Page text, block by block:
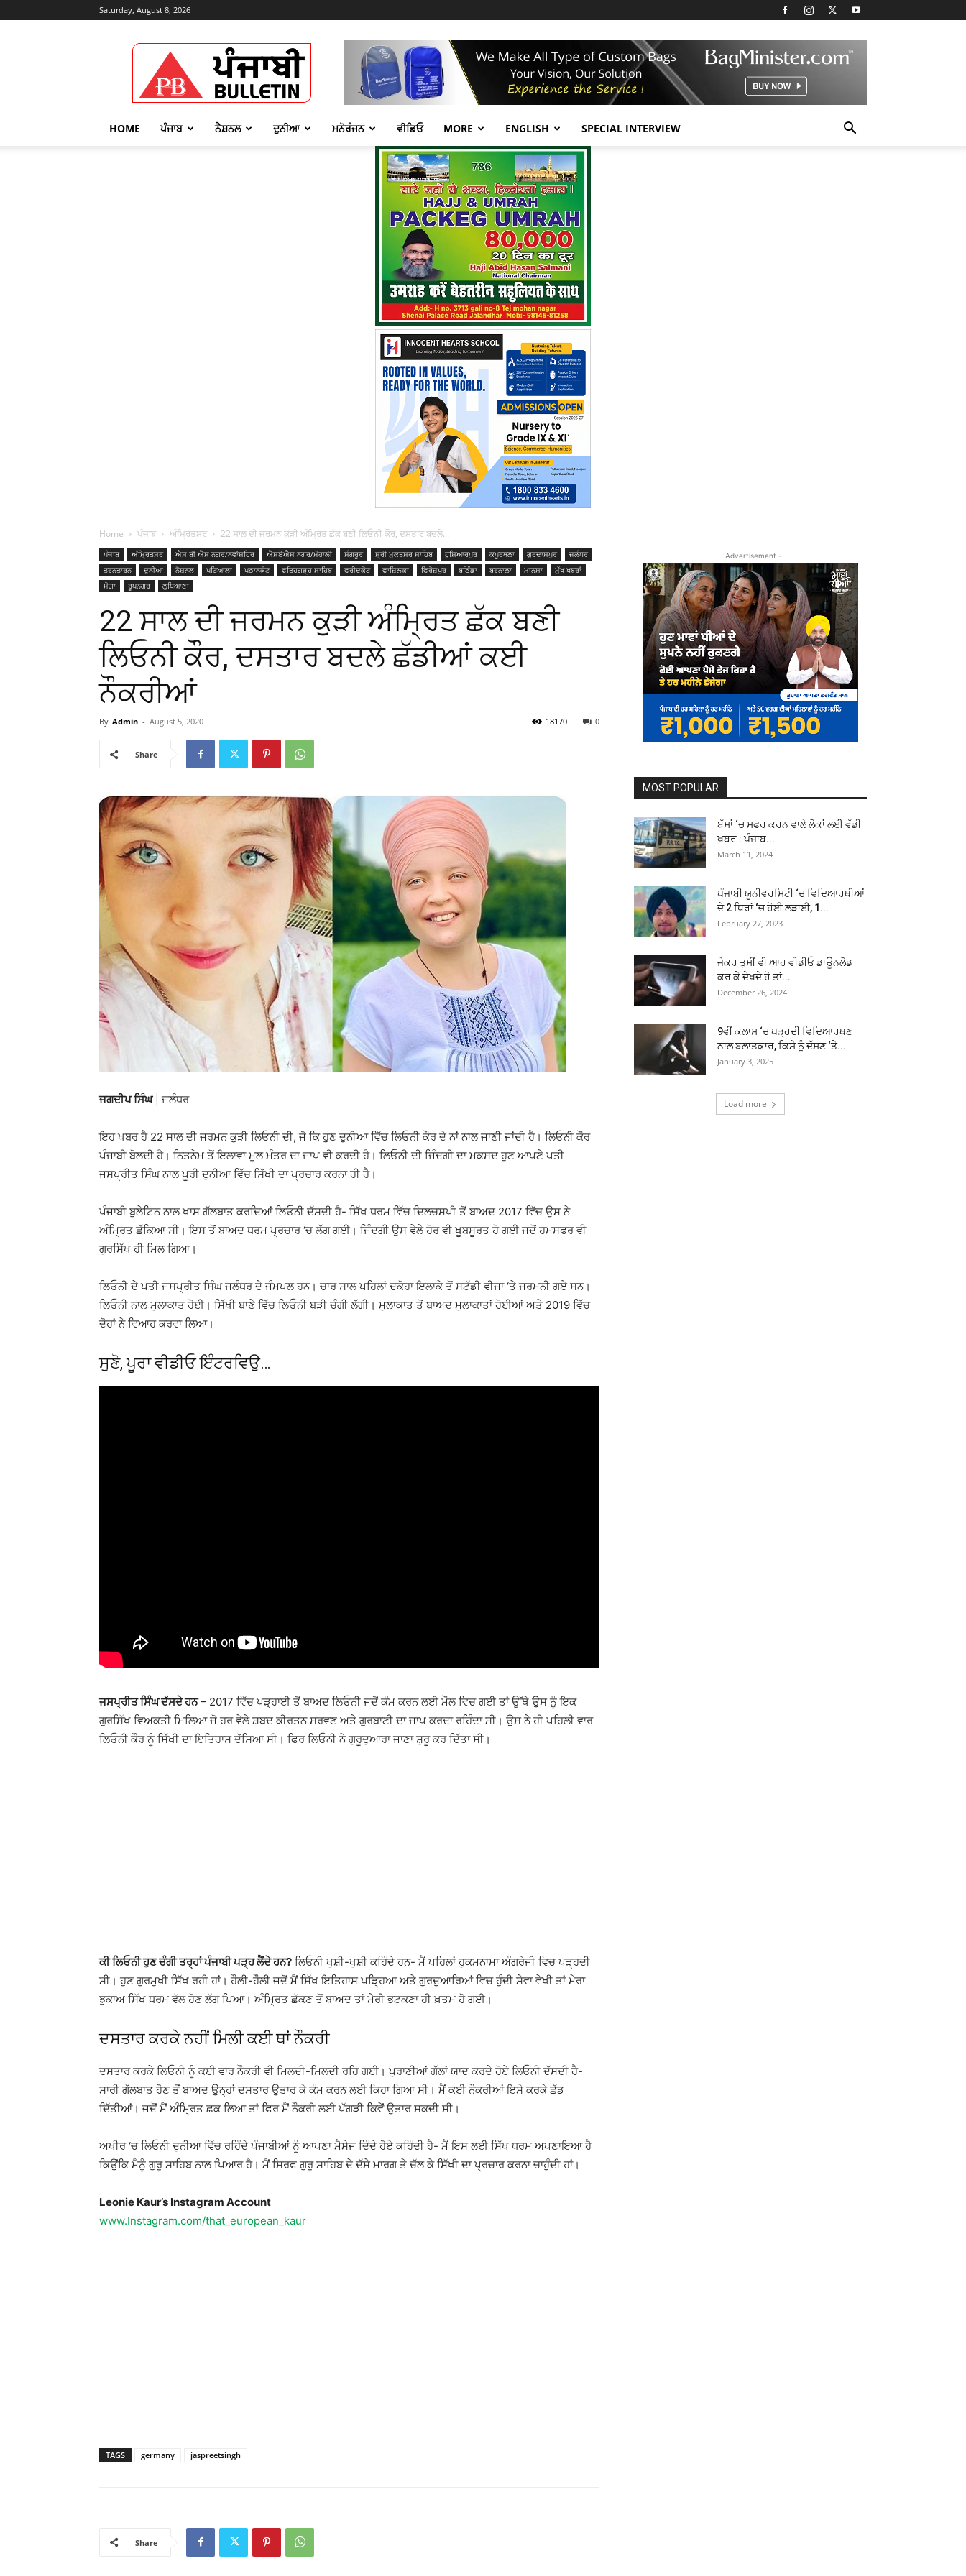
Saturday, August 8, 2026
Punjabi
Bulletin
HOME ਪੰਜਾਬ ਨੈਸ਼ਨਲ ਦੁਨੀਆ ਮਨੋਰੰਜਨ ਵੀਡਿਓ MORE ENGLISH SPECIAL INTERVIEW
Home ਪੰਜਾਬ ਅੰਮ੍ਰਿਤਸਰ 22 ਸਾਲ ਦੀ ਜਰਮਨ ਕੁੜੀ ਅੰਮ੍ਰਿਤ ਛੱਕ ਬਣੀ ਲਿਓਨੀ ਕੌਰ, ਦਸਤਾਰ ਬਦਲੇ...
ਪੰਜਾਬ ਅੰਮ੍ਰਿਤਸਰ ਐਸ ਬੀ ਐਸ ਨਗਰ/ਨਵਾਂਸ਼ਹਿਰ ਐਸਏਐਸ ਨਗਰ/ਮੋਹਾਲੀ ਸੰਗਰੂਰ ਸ੍ਰੀ ਮੁਕਤਸਰ ਸਾਹਿਬ ਹੁਸ਼ਿਆਰਪੁਰ ਕਪੂਰਥਲਾ ਗੁਰਦਾਸਪੁਰ
ਜਲੰਧਰ
ਤਰਨਤਾਰਨ
ਦੁਨੀਆ ਨੈਸ਼ਨਲ ਪਟਿਆਲਾ ਪਠਾਨਕੋਟ ਫਤਿਹਗੜ੍ਹ ਸਾਹਿਬ ਫਰੀਦਕੋਟ ਫਾਜ਼ਿਲਕਾ ਫਿਰੋਜ਼ਪੁਰ ਬਠਿੰਡਾ ਬਰਨਾਲਾ ਮਾਨਸਾ
ਮੁੱਖ ਖਬਰਾਂ
ਮੋਗਾ
ਰੂਪਨਗਰ ਲੁਧਿਆਣਾ
22 ਸਾਲ ਦੀ ਜਰਮਨ ਕੁੜੀ ਅੰਮ੍ਰਿਤ ਛੱਕ ਬਣੀ
ਲਿਓਨੀ ਕੌਰ, ਦਸਤਾਰ ਬਦਲੇ ਛੱਡੀਆਂ ਕਈ
ਨੌਕਰੀਆਂ
By Admin - August 5, 2020 0
18170
Share
ਜਗਦੀਪ ਸਿੰਘ| ਜਲੰਧਰ
ਇਹ ਖਬਰ ਹੈ 22 ਸਾਲ ਦੀ ਜਰਮਨ ਕੁੜੀ ਲਿਓਨੀ ਦੀ, ਜੋ ਕਿ ਹੁਣ ਦੁਨੀਆ ਵਿੱਚ ਲਿਓਨੀ ਕੌਰ ਦੇ ਨਾਂ ਨਾਲ ਜਾਣੀ ਜਾਂਦੀ ਹੈ। ਲਿਓਨੀ ਕੌਰ
ਪੰਜਾਬੀ ਬੋਲਦੀ ਹੈ। ਨਿਤਨੇਮ ਤੋਂ ਇਲਾਵਾ ਮੂਲ ਮੰਤਰ ਦਾ ਜਾਪ ਵੀ ਕਰਦੀ ਹੈ। ਲਿਓਨੀ ਦੀ ਜਿੰਦਗੀ ਦਾ ਮਕਸਦ ਹੁਣ ਆਪਣੇ ਪਤੀ
ਜਸਪ੍ਰੀਤ ਸਿੰਘ ਨਾਲ ਪੂਰੀ ਦੁਨੀਆ ਵਿੱਚ ਸਿੱਖੀ ਦਾ ਪ੍ਰਚਾਰ ਕਰਨਾ ਹੀ ਹੈ।
ਪੰਜਾਬੀ ਬੁਲੇਟਿਨ ਨਾਲ ਖਾਸ ਗੱਲਬਾਤ ਕਰਦਿਆਂ ਲਿਓਨੀ ਦੱਸਦੀ ਹੈ- ਸਿੱਖ ਧਰਮ ਵਿੱਚ ਦਿਲਚਸਪੀ ਤੋਂ ਬਾਅਦ 2017 ਵਿੱਚ ਉਸ ਨੇ
ਅੰਮ੍ਰਿਤ ਛੱਕਿਆ ਸੀ। ਇਸ ਤੋਂ ਬਾਅਦ ਧਰਮ ਪ੍ਰਚਾਰ ‘ਚ ਲੱਗ ਗਈ। ਜਿੰਦਗੀ ਉਸ ਵੇਲੇ ਹੋਰ ਵੀ ਖੂਬਸੂਰਤ ਹੋ ਗਈ ਜਦੋਂ ਹਮਸਫਰ ਵੀ
ਗੁਰਸਿੱਖ ਹੀ ਮਿਲ ਗਿਆ।
ਲਿਓਨੀ ਦੇ ਪਤੀ ਜਸਪ੍ਰੀਤ ਸਿੰਘ ਜਲੰਧਰ ਦੇ ਜੰਮਪਲ ਹਨ। ਚਾਰ ਸਾਲ ਪਹਿਲਾਂ ਦਕੋਹਾ ਇਲਾਕੇ ਤੋਂ ਸਟੱਡੀ ਵੀਜਾ ‘ਤੇ ਜਰਮਨੀ ਗਏ ਸਨ।
ਲਿਓਨੀ ਨਾਲ ਮੁਲਾਕਾਤ ਹੋਈ। ਸਿੱਖੀ ਬਾਣੇ ਵਿੱਚ ਲਿਓਨੀ ਬੜੀ ਚੰਗੀ ਲੱਗੀ। ਮੁਲਾਕਾਤ ਤੋਂ ਬਾਅਦ ਮੁਲਾਕਾਤਾਂ ਹੋਈਆਂ ਅਤੇ 2019 ਵਿੱਚ
ਦੋਹਾਂ ਨੇ ਵਿਆਹ ਕਰਵਾ ਲਿਆ।
ਸੁਣੋ, ਪੂਰਾ ਵੀਡੀਓ ਇੰਟਰਵਿਉ…
ਜਸਪ੍ਰੀਤ ਸਿੰਘ ਦੱਸਦੇ ਹਨ– 2017 ਵਿੱਚ ਪੜ੍ਹਾਈ ਤੋਂ ਬਾਅਦ ਲਿਓਨੀ ਜਦੋਂ ਕੰਮ ਕਰਨ ਲਈ ਮੌਲ ਵਿਚ ਗਈ ਤਾਂ ਉੱਥੇ ਉਸ ਨੂੰ ਇਕ
ਗੁਰਸਿੱਖ ਵਿਅਕਤੀ ਮਿਲਿਆ ਜੋ ਹਰ ਵੇਲੇ ਸ਼ਬਦ ਕੀਰਤਨ ਸਰਵਣ ਅਤੇ ਗੁਰਬਾਣੀ ਦਾ ਜਾਪ ਕਰਦਾ ਰਹਿੰਦਾ ਸੀ। ਉਸ ਨੇ ਹੀ ਪਹਿਲੀ ਵਾਰ
ਲਿਓਨੀ ਕੌਰ ਨੂੰ ਸਿੱਖੀ ਦਾ ਇਤਿਹਾਸ ਦੱਸਿਆ ਸੀ। ਫਿਰ ਲਿਓਨੀ ਨੇ ਗੁਰੂਦੁਆਰਾ ਜਾਣਾ ਸ਼ੁਰੂ ਕਰ ਦਿੱਤਾ ਸੀ।
ਕੀ ਲਿਓਨੀ ਹੁਣ ਚੰਗੀ ਤਰ੍ਹਾਂ ਪੰਜਾਬੀ ਪੜ੍ਹ ਲੈਂਦੇ ਹਨ? ਲਿਓਨੀ ਖੁਸ਼ੀ-ਖੁਸ਼ੀ ਕਹਿੰਦੇ ਹਨ- ਮੈਂ ਪਹਿਲਾਂ ਹੁਕਮਨਾਮਾ ਅੰਗਰੇਜੀ ਵਿਚ ਪੜ੍ਹਦੀ
ਸੀ। ਹੁਣ ਗੁਰਮੁਖੀ ਸਿੱਖ ਰਹੀ ਹਾਂ। ਹੌਲੀ-ਹੌਲੀ ਜਦੋਂ ਮੈਂ ਸਿੱਖ ਇਤਿਹਾਸ ਪੜ੍ਹਿਆ ਅਤੇ ਗੁਰਦੁਆਰਿਆਂ ਵਿਚ ਹੁੰਦੀ ਸੇਵਾ ਵੇਖੀ ਤਾਂ ਮੇਰਾ
ਝੁਕਾਅ ਸਿੱਖ ਧਰਮ ਵੱਲ ਹੋਣ ਲੱਗ ਪਿਆ। ਅੰਮ੍ਰਿਤ ਛੱਕਣ ਤੋਂ ਬਾਅਦ ਤਾਂ ਮੇਰੀ ਭਟਕਣਾ ਹੀ ਖ਼ਤਮ ਹੋ ਗਈ।
ਦਸਤਾਰ ਕਰਕੇ ਨਹੀਂ ਮਿਲੀ ਕਈ ਥਾਂ ਨੌਕਰੀ
ਦਸਤਾਰ ਕਰਕੇ ਲਿਓਨੀ ਨੂੰ ਕਈ ਵਾਰ ਨੌਕਰੀ ਵੀ ਮਿਲਦੀ-ਮਿਲਦੀ ਰਹਿ ਗਈ। ਪੁਰਾਣੀਆਂ ਗੱਲਾਂ ਯਾਦ ਕਰਦੇ ਹੋਏ ਲਿਓਨੀ ਦੱਸਦੀ ਹੈ-
ਸਾਰੀ ਗੱਲਬਾਤ ਹੋਣ ਤੋਂ ਬਾਅਦ ਉਨ੍ਹਾਂ ਦਸਤਾਰ ਉਤਾਰ ਕੇ ਕੰਮ ਕਰਨ ਲਈ ਕਿਹਾ ਗਿਆ ਸੀ। ਮੈਂ ਕਈ ਨੌਕਰੀਆਂ ਇਸੇ ਕਰਕੇ ਛੱਡ
ਦਿੱਤੀਆਂ। ਜਦੋਂ ਮੈਂ ਅੰਮ੍ਰਿਤ ਛਕ ਲਿਆ ਤਾਂ ਫਿਰ ਮੈਂ ਨੌਕਰੀ ਲਈ ਪੱਗੜੀ ਕਿਵੇਂ ਉਤਾਰ ਸਕਦੀ ਸੀ।
ਅਖੀਰ ‘ਚ ਲਿਓਨੀ ਦੁਨੀਆ ਵਿੱਚ ਰਹਿੰਦੇ ਪੰਜਾਬੀਆਂ ਨੂੰ ਆਪਣਾ ਮੈਸੇਜ ਦਿੰਦੇ ਹੋਏ ਕਹਿੰਦੀ ਹੈ- ਮੈਂ ਇਸ ਲਈ ਸਿੱਖ ਧਰਮ ਅਪਣਾਇਆ ਹੈ
ਕਿਉਂਕਿ ਮੈਨੂੰ ਗੁਰੂ ਸਾਹਿਬ ਨਾਲ ਪਿਆਰ ਹੈ। ਮੈਂ ਸਿਰਫ ਗੁਰੂ ਸਾਹਿਬ ਦੇ ਦੱਸੇ ਮਾਰਗ ਤੇ ਚੱਲ ਕੇ ਸਿੱਖੀ ਦਾ ਪ੍ਰਚਾਰ ਕਰਨਾ ਚਾਹੁੰਦੀ ਹਾਂ।
Leonie Kaur’s Instagram Account
www.Instagram.com/that_european_kaur
TAGS germany jaspreetsingh
Share
- Advertisement -
MOST POPULAR
ਬੱਸਾਂ ‘ਚ ਸਫਰ ਕਰਨ ਵਾਲੇ ਲੋਕਾਂ ਲਈ ਵੱਡੀ
ਖਬਰ : ਪੰਜਾਬ...
March 11, 2024
ਪੰਜਾਬੀ ਯੂਨੀਵਰਸਿਟੀ ‘ਚ ਵਿਦਿਆਰਥੀਆਂ
ਦੇ 2 ਧਿਰਾਂ ‘ਚ ਹੋਈ ਲੜਾਈ, 1...
February 27, 2023
ਜੇਕਰ ਤੁਸੀਂ ਵੀ ਆਹ ਵੀਡੀਓ ਡਾਊਨਲੋਡ
ਕਰ ਕੇ ਦੇਖਦੇ ਹੋ ਤਾਂ...
December 26, 2024
9ਵੀਂ ਕਲਾਸ ‘ਚ ਪੜ੍ਹਦੀ ਵਿਦਿਆਰਥਣ
ਨਾਲ ਬਲਾਤਕਾਰ, ਕਿਸੇ ਨੂੰ ਦੱਸਣ ‘ਤੇ...
January 3, 2025
Load more